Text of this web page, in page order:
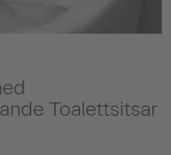
Toalettsitsar